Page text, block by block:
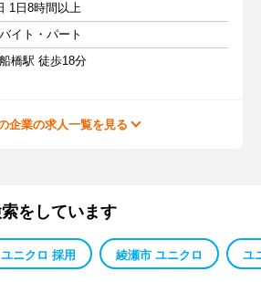
1日8時間以上
イト・パート
橋駅 徒歩18分
企業の求人一覧を見る
をしています
ユニクロ 採用 綾瀬市 ユニクロ ユ